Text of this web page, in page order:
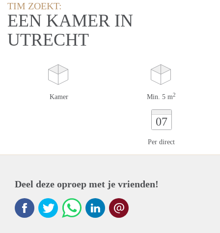
TIM ZOEKT:
EEN KAMER IN
UTRECHT
Kamer Min. 5 m2
07
Per direct
Deel deze oproep met je vrienden!